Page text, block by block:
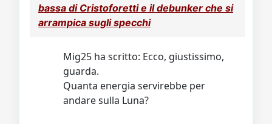
bassa di Cristoforetti e il debunker che si
arrampica sugli specchi
Mig25 ha scritto: Ecco, giustissimo,
guarda.
Quanta energia servirebbe per
andare sulla Luna?